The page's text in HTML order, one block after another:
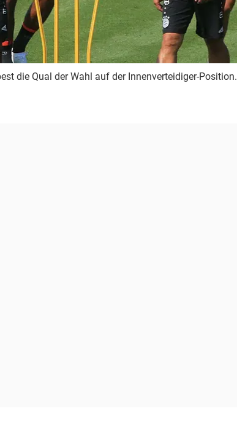
die Qual der Wahl auf der Innenverteidiger-Position.